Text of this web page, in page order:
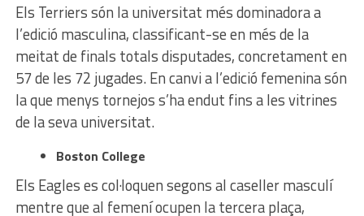
Els Terriers són la universitat més dominadora a
l’edició masculina, classificant-se en més de la
meitat de finals totals disputades, concretament en
57 de les 72 jugades. En canvi a l’edició femenina són
la que menys tornejos s’ha endut fins a les vitrines
de la seva universitat.
Boston College
Els Eagles es col·loquen segons al caseller masculí
mentre que al femení ocupen la tercera plaça,